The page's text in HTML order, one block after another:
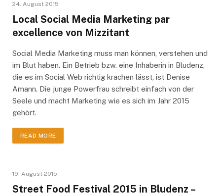
24. August 2015
Local Social Media Marketing par
excellence von Mizzitant
Social Media Marketing muss man können, verstehen und
im Blut haben. Ein Betrieb bzw. eine Inhaberin in Bludenz,
die es im Social Web richtig krachen lässt, ist Denise
Amann. Die junge Powerfrau schreibt einfach von der
Seele und macht Marketing wie es sich im Jahr 2015
gehört.
READ MORE
19. August 2015
Street Food Festival 2015 in Bludenz –